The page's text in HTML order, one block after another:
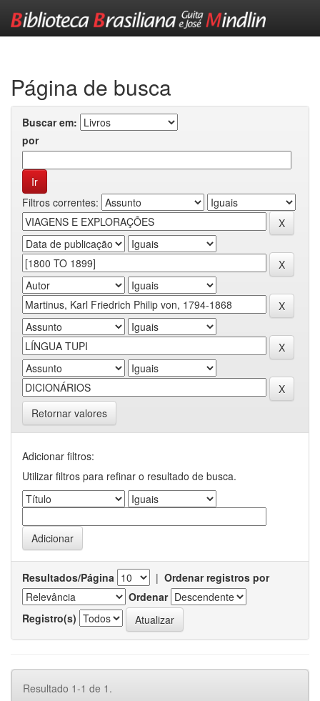
Página de busca
Buscar em:
por
Filtros correntes:
Retornar valores
Adicionar filtros:
Utilizar filtros para refinar o resultado de busca.
Resultados/Página | Ordenar registros por
Ordenar
Registro(s)
Resultado 1-1 de 1.